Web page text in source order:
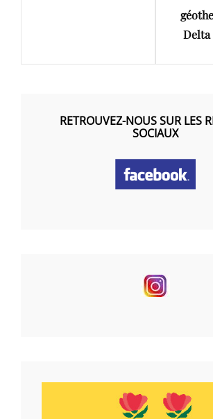
Delta
RETROUVEZ-NOUS SUR LES
SOCIAUX